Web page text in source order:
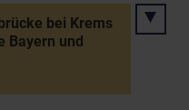
bei Krems
Bayern und